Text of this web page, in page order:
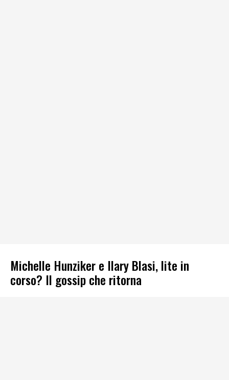
Michelle Hunziker e Ilary Blasi, lite in
corso? Il gossip che ritorna